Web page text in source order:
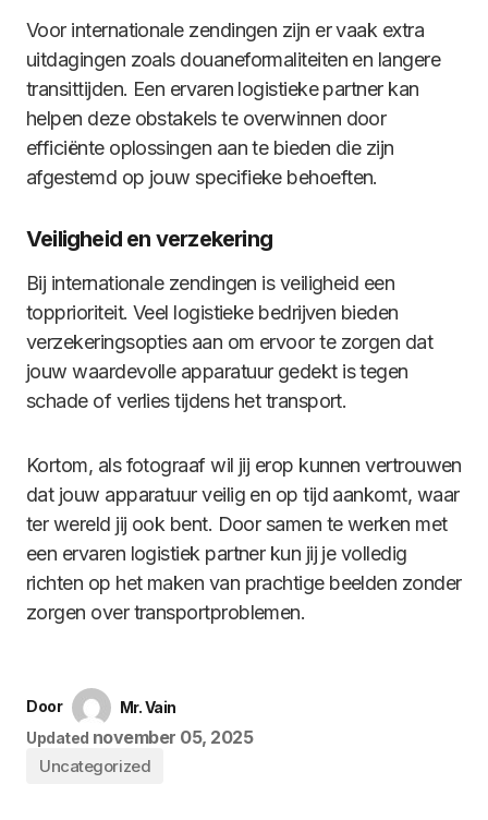
Voor internationale zendingen zijn er vaak extra
uitdagingen zoals douaneformaliteiten en langere
transittijden. Een ervaren logistieke partner kan
helpen deze obstakels te overwinnen door
efficiënte oplossingen aan te bieden die zijn
afgestemd op jouw specifieke behoeften.
Veiligheid en verzekering
Bij internationale zendingen is veiligheid een
topprioriteit. Veel logistieke bedrijven bieden
verzekeringsopties aan om ervoor te zorgen dat
jouw waardevolle apparatuur gedekt is tegen
schade of verlies tijdens het transport.
Kortom, als fotograaf wil jij erop kunnen vertrouwen
dat jouw apparatuur veilig en op tijd aankomt, waar
ter wereld jij ook bent. Door samen te werken met
een ervaren logistiek partner kun jij je volledig
richten op het maken van prachtige beelden zonder
zorgen over transportproblemen.
Door
Mr. Vain
Updated november 05, 2025
Uncategorized